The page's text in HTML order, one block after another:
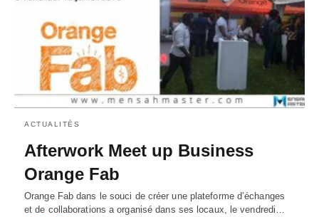
ACTUALITÉS
Afterwork Meet up Business
Orange Fab
Orange Fab dans le souci de créer une plateforme d’échanges
et de collaborations a organisé dans ses locaux, le vendredi…